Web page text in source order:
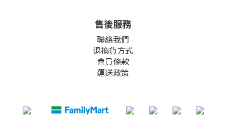
售後服務
聯絡我們
退換貨方式
會員條款
運送政策